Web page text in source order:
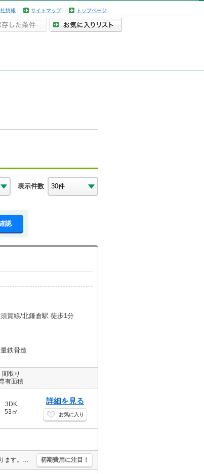
情報 サイトマップ トップページ
表示件数
認
賀線/北鎌倉駅 徒歩1分
鉄骨造
間取り
有面積
3DK
53㎡
詳細を見る
お気に入り
1年未満で解約の場合は、家賃1ヶ月分の違約金。退去時、襖交換代は実費となります。更新事務手数料11,000円。更新料(新賃料の)1ヵ月。 初期費用に注目！